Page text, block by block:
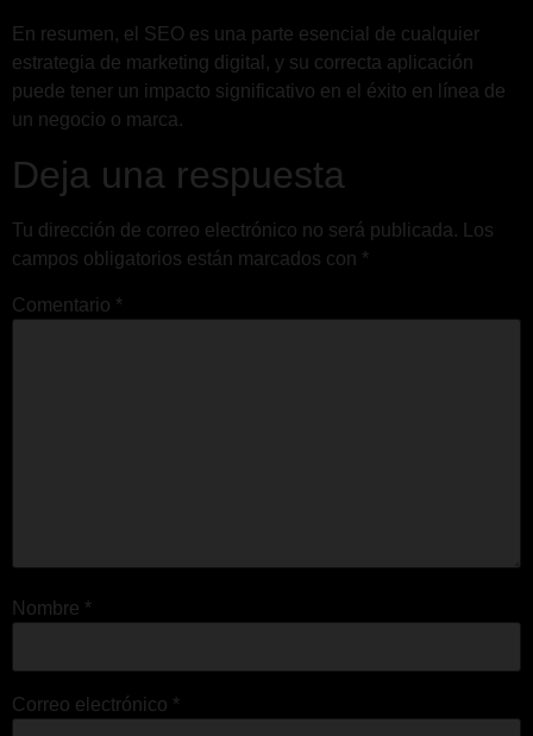
En resumen, el SEO es una parte esencial de cualquier
estrategia de marketing digital, y su correcta aplicación
puede tener un impacto significativo en el éxito en línea de
un negocio o marca.
Deja una respuesta
Tu dirección de correo electrónico no será publicada.
Los
campos obligatorios están marcados con *
Comentario *
Nombre *
Correo electrónico *